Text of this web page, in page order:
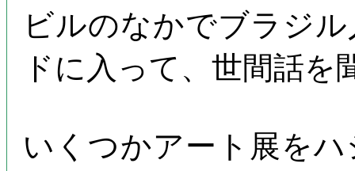
ビルのなかでブラジ
ドに入って、世間話を
いくつかアート展を